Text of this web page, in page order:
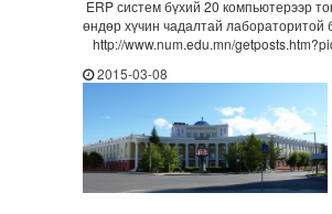
ERP систем бүхий 20 компьютерээр
өндөр хүчин чадалтай лабораторитой
http://www.num.edu.mn/
2015-03-08